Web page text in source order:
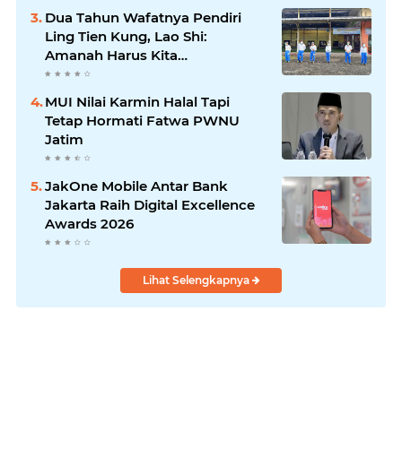
Dua Tahun Wafatnya Pendiri
Ling Tien Kung, Lao Shi:
Amanah Harus Kita
Laksanakan!
MUI Nilai Karmin Halal Tapi
Tetap Hormati Fatwa PWNU
Jatim
JakOne Mobile Antar Bank
Jakarta Raih Digital Excellence
Awards 2026
Lihat Selengkapnya